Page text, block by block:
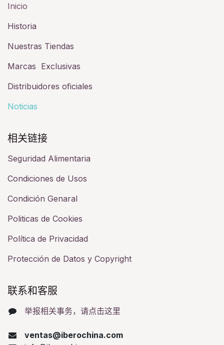
Inicio
Historia​
Nuestras Tiendas
Marcas Exclusivas
Distribuidores oficiales
Noticias
相关链接​
Seguridad Alimentaria
Condiciones de Usos
Condición Genaral
Politicas de Cookies
Política de Privacidad
Protección de Datos y Copyright
联系和客服​
举报相关事务，请点击这里
ventas@iberochina.com